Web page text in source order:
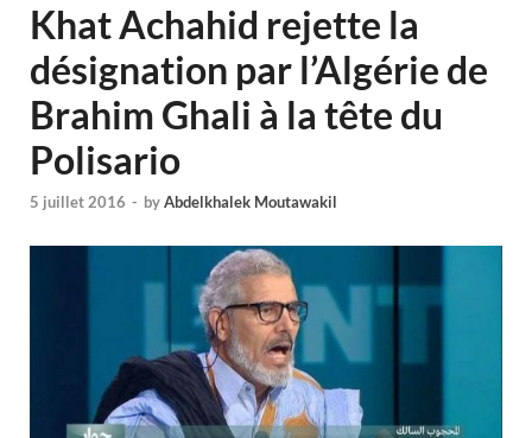
Khat Achahid rejette la
désignation par l’Algérie de
Brahim Ghali à la tête du
Polisario
5 juillet 2016 - byAbdelkhalek Moutawakil